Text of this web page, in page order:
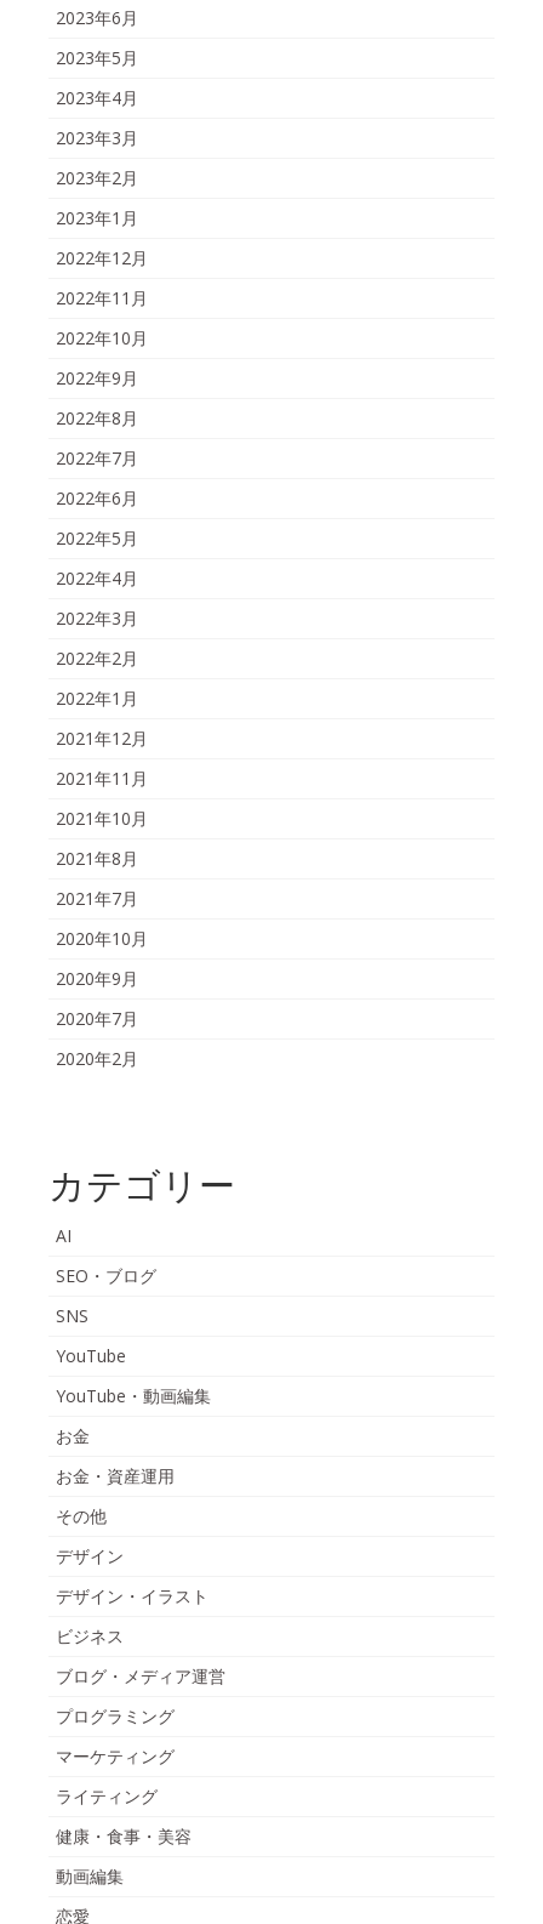
2023年6月
2023年5月
2023年4月
2023年3月
2023年2月
2023年1月
2022年12月
2022年11月
2022年10月
2022年9月
2022年8月
2022年7月
2022年6月
2022年5月
2022年4月
2022年3月
2022年2月
2022年1月
2021年12月
2021年11月
2021年10月
2021年8月
2021年7月
2020年10月
2020年9月
2020年7月
2020年2月
カテゴリー
AI
SEO・ブログ
SNS
YouTube
YouTube・動画編集
お金
お金・資産運用
その他
デザイン
デザイン・イラスト
ビジネス
ブログ・メディア運営
プログラミング
マーケティング
ライティング
健康・食事・美容
動画編集
恋愛